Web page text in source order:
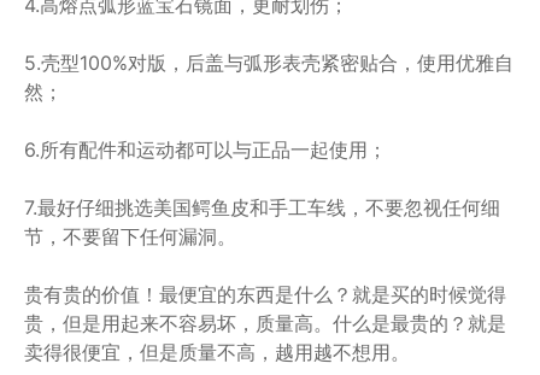
4.高熔点弧形蓝宝石镜面，更耐划伤；
5.壳型100%对版，后盖与弧形表壳紧密贴合，使用优雅自
然；
6.所有配件和运动都可以与正品一起使用；
7.最好仔细挑选美国鳄鱼皮和手工车线，不要忽视任何细
节，不要留下任何漏洞。
贵有贵的价值！最便宜的东西是什么？就是买的时候觉得
贵，但是用起来不容易坏，质量高。什么是最贵的？就是
卖得很便宜，但是质量不高，越用越不想用。